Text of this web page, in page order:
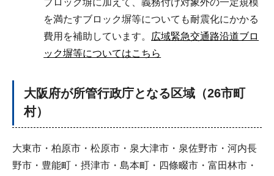
を満たすブロック塀等についても耐震化にかかる
費用を補助しています。
広域緊急交通路沿道ブロ
ック塀等についてはこちら
大阪府が所管行政庁となる区域（26市町
村）
大東市・柏原市・松原市・泉大津市・泉佐野市・河内長
野市・豊能町・摂津市・島本町・四條畷市・富田林市・